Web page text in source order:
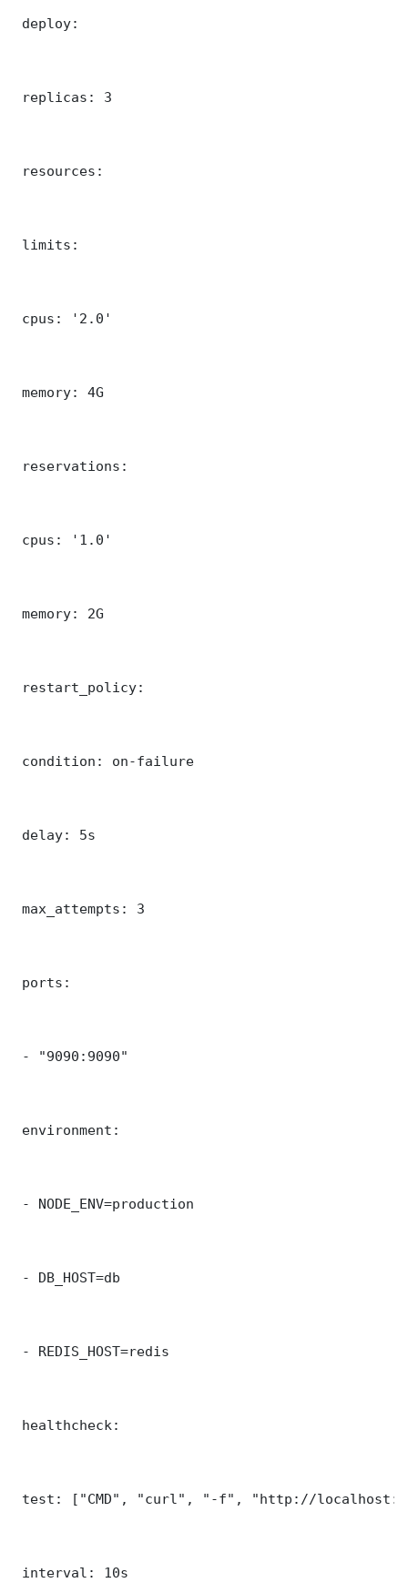
deploy:
replicas: 3
resources:
limits:
cpus: '2.0'
memory: 4G
reservations:
cpus: '1.0'
memory: 2G
restart_policy:
condition: on-failure
delay: 5s
max_attempts: 3
ports:
- "9090:9090"
environment:
- NODE_ENV=production
- DB_HOST=db
- REDIS_HOST=redis
healthcheck:
test: ["CMD", "curl", "-f", "http://
interval: 10s